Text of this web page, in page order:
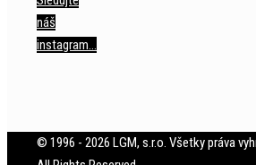
náš
instagram…
© 1996 - 2026 LGM, s.r.o. Všetky práva